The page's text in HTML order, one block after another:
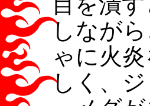
しなが
ゃに火
しく、